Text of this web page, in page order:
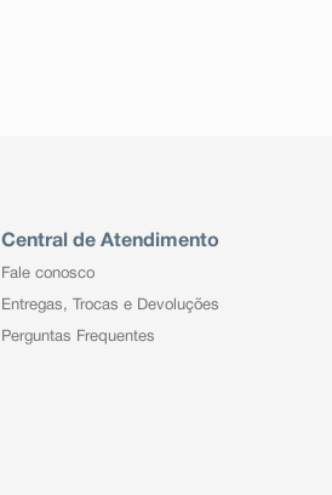
Central de Atendimento
Fale conosco
Entregas, Trocas e Devoluções
Perguntas Frequentes